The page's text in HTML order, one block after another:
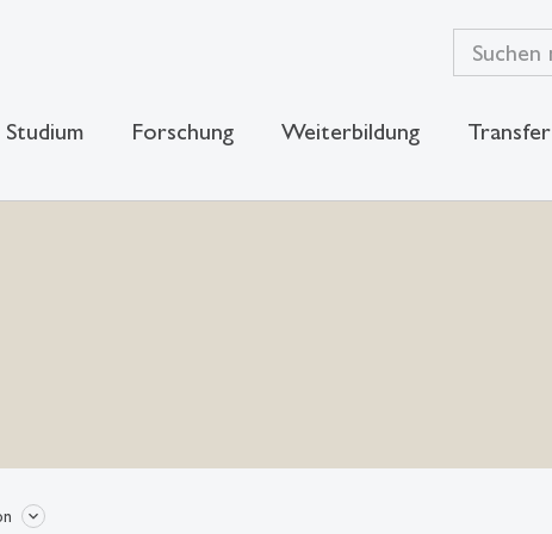
Studium Forschung Weiterbildung Transfer